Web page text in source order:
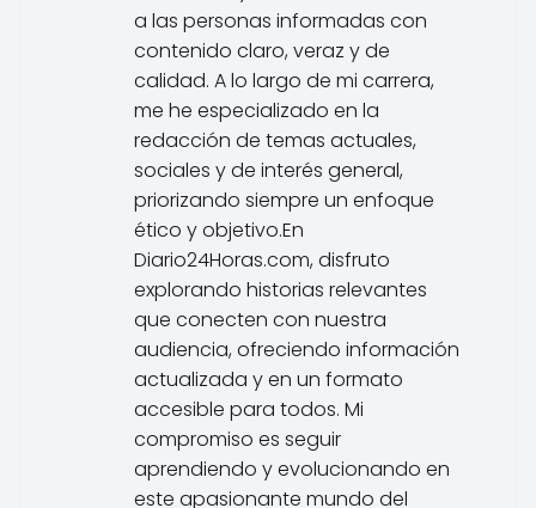
a las personas informadas con
contenido claro, veraz y de
calidad. A lo largo de mi carrera,
me he especializado en la
redacción de temas actuales,
sociales y de interés general,
priorizando siempre un enfoque
ético y objetivo.En
Diario24Horas.com, disfruto
explorando historias relevantes
que conecten con nuestra
audiencia, ofreciendo información
actualizada y en un formato
accesible para todos. Mi
compromiso es seguir
aprendiendo y evolucionando en
este apasionante mundo del